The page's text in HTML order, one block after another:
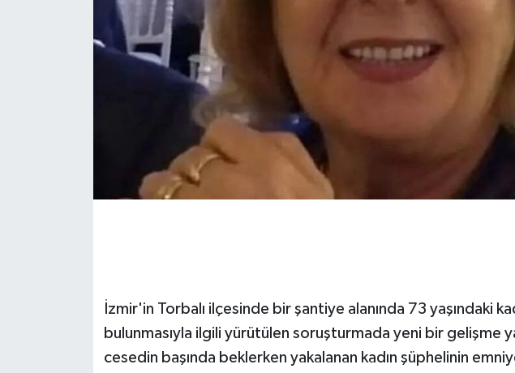
İzmir'in Torbalı ilçesinde bir şantiye alanında 73 yaşındaki
bulunmasıyla ilgili yürütülen soruşturmada yeni bir gelişme
cesedin başında beklerken yakalanan kadın şüphelinin
GÜNDEM
İş Dünyası